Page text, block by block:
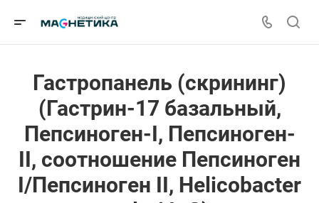
Гастропанель (скрининг)
(Гастрин-17 базальный,
Пепсиноген-I, Пепсиноген-
II, соотношение Пепсиноген
I/Пепсиноген II, Helicobacter